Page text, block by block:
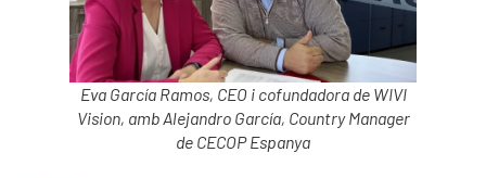
Eva García Ramos, CEO i cofundadora de WIVI
Vision, amb Alejandro García, Country Manager
de CECOP Espanya